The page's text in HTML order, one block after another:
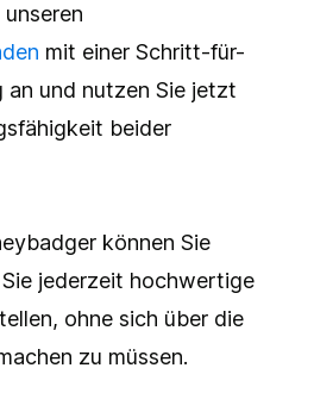
mit einer Schritt-für-
und nutzen Sie jetzt
beider
können Sie
jederzeit hochwertige
ohne sich über die
zu müssen.